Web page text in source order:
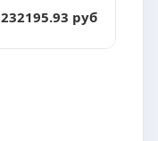
232195.93 руб